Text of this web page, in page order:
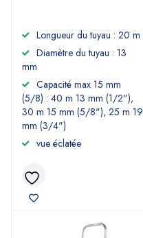
Longueur du tuyau : 20 m
Diamètre du tuyau : 13
mm
Capacité max 15 mm
(5/8) : 40 m 13 mm (1/2"),
30 m 15 mm (5/8"), 25 m 19
mm (3/4")
vue éclatée